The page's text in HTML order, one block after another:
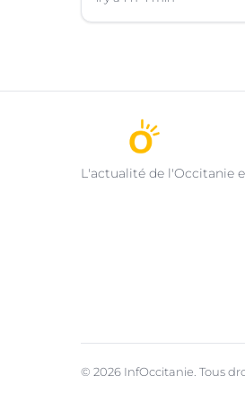
Ouverte à Nîmes
L'actualité de l'Occitanie
© 2026 InfOccitanie. Tous